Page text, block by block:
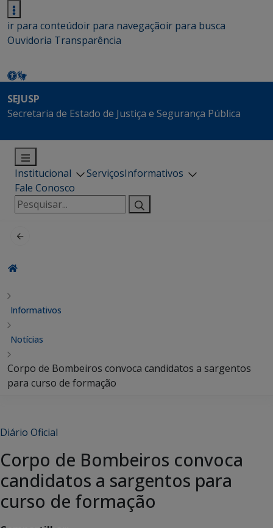
ir para conteúdoir para navegaçãoir para busca
Ouvidoria Transparência
SEJUSP
Secretaria de Estado de Justiça e Segurança Pública
Institucional ServiçosInformativos
Fale Conosco
Pesquisar
por:
Informativos
Notícias
Corpo de Bombeiros convoca candidatos a sargentos
para curso de formação
Diário Oficial
Corpo de Bombeiros convoca
candidatos a sargentos para
curso de formação